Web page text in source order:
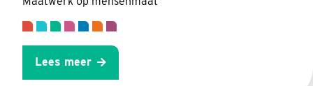
Lees meer